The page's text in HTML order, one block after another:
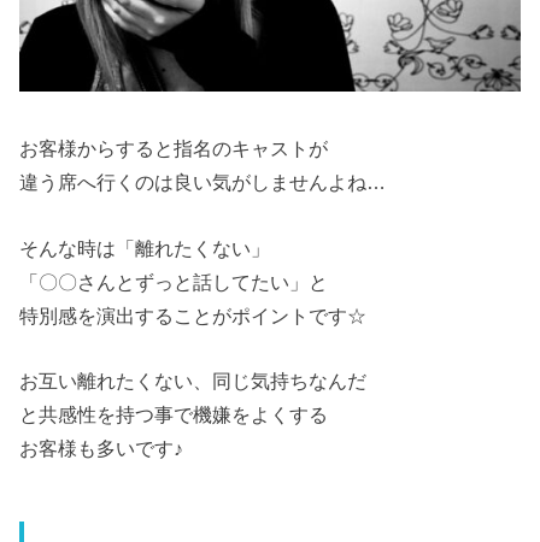
お客様からすると指名のキャストが
違う席へ行くのは良い気がしませんよね…
そんな時は「離れたくない」
「〇〇さんとずっと話してたい」と
特別感を演出することがポイントです☆
お互い離れたくない、同じ気持ちなんだ
と共感性を持つ事で機嫌をよくする
お客様も多いです♪